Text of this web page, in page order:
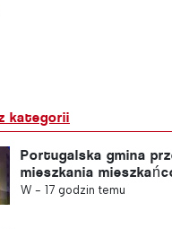
kategorii
Portugalska gmina
mieszkania
W - 17 godzin temu